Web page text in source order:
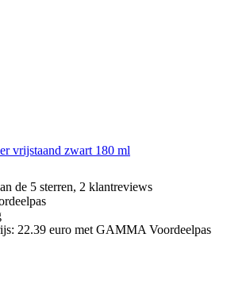
vrijstaand zwart 180 ml
de 5 sterren, 2 klantreviews
22.39 euro met GAMMA Voordeelpas